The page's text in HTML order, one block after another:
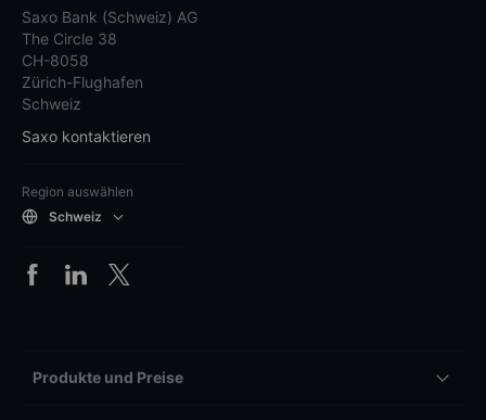
Saxo Bank (Schweiz) AG
The Circle 38
CH-8058
Zürich-Flughafen
Schweiz
Saxo kontaktieren
Region auswählen
Schweiz
Produkte und Preise